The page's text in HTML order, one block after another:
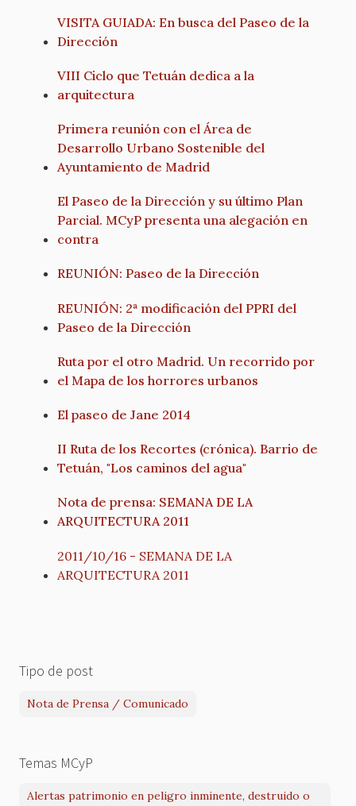
VISITA GUIADA: En busca del Paseo de la
Dirección
VIII Ciclo que Tetuán dedica a la
arquitectura
Primera reunión con el Área de
Desarrollo Urbano Sostenible del
Ayuntamiento de Madrid
El Paseo de la Dirección y su último Plan
Parcial. MCyP presenta una alegación en
contra
REUNIÓN: Paseo de la Dirección
REUNIÓN: 2ª modificación del PPRI del
Paseo de la Dirección
Ruta por el otro Madrid. Un recorrido por
el Mapa de los horrores urbanos
El paseo de Jane 2014
II Ruta de los Recortes (crónica). Barrio de
Tetuán, "Los caminos del agua"
Nota de prensa: SEMANA DE LA
ARQUITECTURA 2011
2011/10/16 - SEMANA DE LA
ARQUITECTURA 2011
Tipo de post
Nota de Prensa / Comunicado
Temas MCyP
Alertas patrimonio en peligro inminente, destruido o